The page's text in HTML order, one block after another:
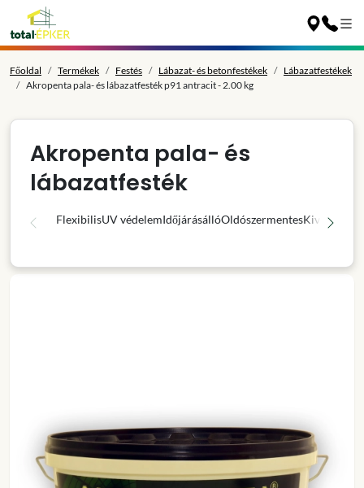
Főoldal Termékek Festés Lábazat- és betonfestékek
Lábazatfestékek
Akropenta pala- és lábazatfesték p91 antracit - 2.00 kg
Akropenta pala- és
lábazatfesték
FlexibilisUV védelemIdőjárásállóOldószermentesKiváló